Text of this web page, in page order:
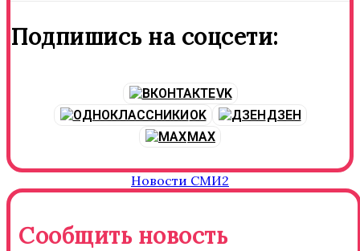
Подпишись на соцсети:
VK
OK
ДЗЕН
MAX
Новости СМИ2
Сообщить новость